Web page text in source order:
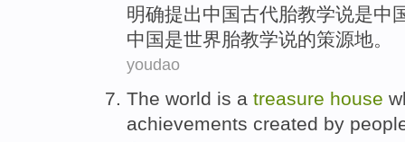
明确提出中国古代胎教学说是中
中国是世界胎教学说的策源地。
youdao
The world is a treasure house
achievements created by